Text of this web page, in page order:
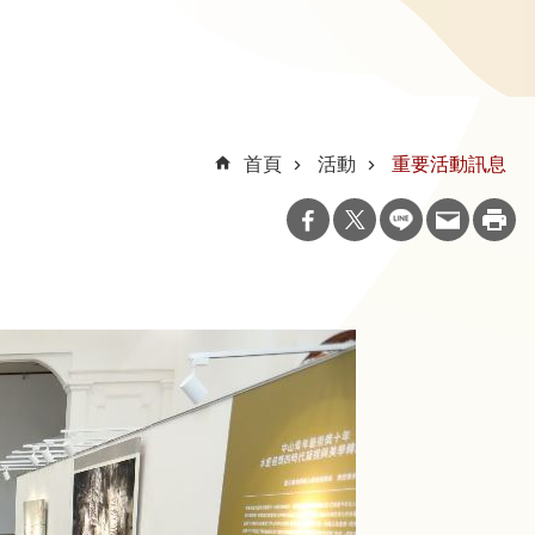
首頁 活動 重要活動訊息